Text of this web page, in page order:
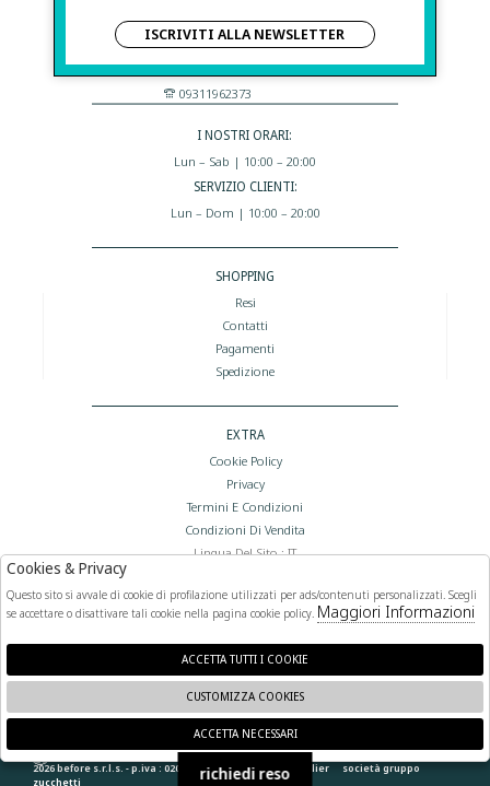
Via Della Maestranza , 23
96100 Siracusa - Italia
Eshop@apiedinudinelparcoboutique.com
09311962373
I NOSTRI ORARI:
Lun – Sab | 10:00 – 20:00
SERVIZIO CLIENTI:
Lun – Dom | 10:00 – 20:00
SHOPPING
Resi
Contatti
Pagamenti
Spedizione
EXTRA
Cookie Policy
Privacy
Termini E Condizioni
Condizioni Di Vendita
Lingua Del Sito : IT
FOLLOW US
2026 before s.r.l.s. - p.iva : 02066400892 powered by atelier società gruppo
zucchetti
🍪
ISCRIVITI ALLA NEWSLETTER
richiedi reso
Cookies & Privacy
Questo sito si avvale di cookie di profilazione utilizzati per ads/contenuti personalizzati. Scegli
se accettare o disattivare tali cookie nella pagina cookie policy. Maggiori Informazioni
ACCETTA TUTTI I COOKIE
CUSTOMIZZA COOKIES
ACCETTA NECESSARI